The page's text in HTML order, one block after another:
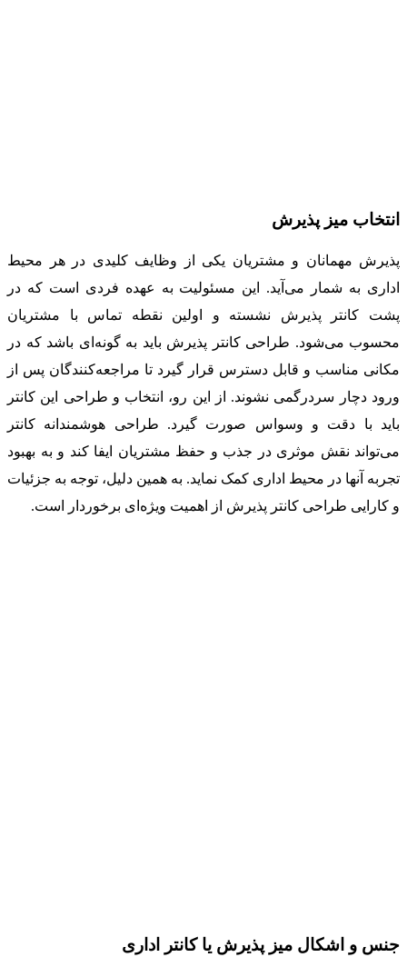
انتخاب میز پذیرش
پذیرش مهمانان و مشتریان یکی از وظایف کلیدی در هر محیط
اداری به شمار می‌آید. این مسئولیت به عهده فردی است که در
پشت کانتر پذیرش نشسته و اولین نقطه تماس با مشتریان
محسوب می‌شود. طراحی کانتر پذیرش باید به گونه‌ای باشد که در
مکانی مناسب و قابل دسترس قرار گیرد تا مراجعه‌کنندگان پس از
ورود دچار سردرگمی نشوند. از این رو، انتخاب و طراحی این کانتر
باید با دقت و وسواس صورت گیرد. طراحی هوشمندانه کانتر
می‌تواند نقش موثری در جذب و حفظ مشتریان ایفا کند و به بهبود
تجربه آنها در محیط اداری کمک نماید. به همین دلیل، توجه به جزئیات
و کارایی طراحی کانتر پذیرش از اهمیت ویژه‌ای برخوردار است.
جنس و اشکال میز پذیرش یا کانتر اداری